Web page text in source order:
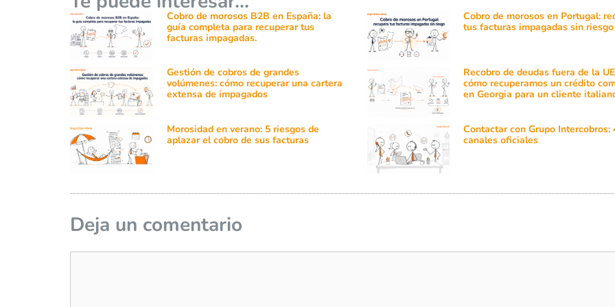
Cobro de morosos B2B en España: la
guía completa para recuperar tus
facturas impagadas.
Cobro de morosos en Portugal:
tus facturas impagadas sin riesgo
Gestión de cobros de grandes
volúmenes: cómo recuperar una cartera
extensa de impagados
Recobro de deudas fuera de la
cómo recuperamos un crédito
en Georgia para un cliente
Morosidad en verano: 5 riesgos de
aplazar el cobro de sus facturas
Contactar con Grupo Intercobros:
canales oficiales
Deja un comentario